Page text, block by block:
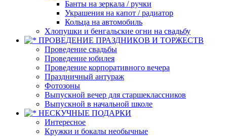
Банты на зеркала / ручки
Украшения на капот / радиатор
Кольца на автомобиль
Хлопушки и бенгальские огни на свадьбу
ПРОВЕДЕНИЕ ПРАЗДНИКОВ И ТОРЖЕСТВ
Проведение свадьбы
Проведение юбилея
Проведение корпоративного вечера
Праздничный антураж
Фотозоны
Выпускной вечер для старшеклассников
Выпускной в начальной школе
НЕСКУЧНЫЕ ПОДАРКИ
Интересное
Кружки и бокалы необычные